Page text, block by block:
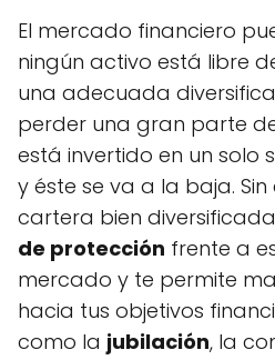
El mercado financiero
ningún activo está libre
una adecuada
perder una gran parte
está invertido en un solo
y éste se va a la baja.
cartera bien
de protección frente a
mercado y te permite
hacia tus objetivos
como la jubilación, la